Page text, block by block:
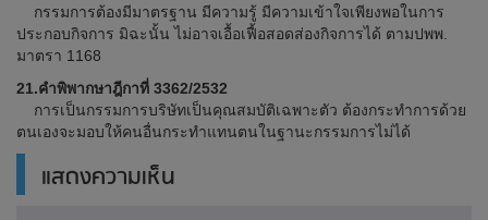
กรรมการต้องมีมาตรฐาน มีความรู้ มีความเข้าใจเพียงพอในการ
ประกอบกิจการ มิฉะนั้น ไม่อาจเอื้อเฟื้อสอดส่องกิจการได้ ตามปพพ.
มาตรา 1168
21.คำพิพากษาฎีกาที่ 3362/2532
การเป็นกรรมการบริษัทเป็นคุณสมบัติเฉพาะตัว ต้องกระทำการด้วย
ตนเองจะมอบให้คนอื่นกระทำแทนตนในฐานะกรรมการไม่ได้
แสดงความเห็น